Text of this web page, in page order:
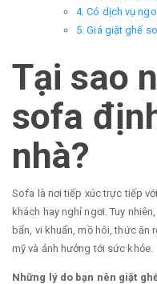
4. Có dịch vụ
5. Giá giặt ghế
Tại sao
sofa
nhà?
Sofa là nơi tiếp xúc trực tiếp
khách hay nghỉ ngơi. Tuy
bẩn, vi khuẩn, mồ hôi, thức
mỹ và ảnh hưởng tới sức khỏe.
Những lý do bạn nên giặt